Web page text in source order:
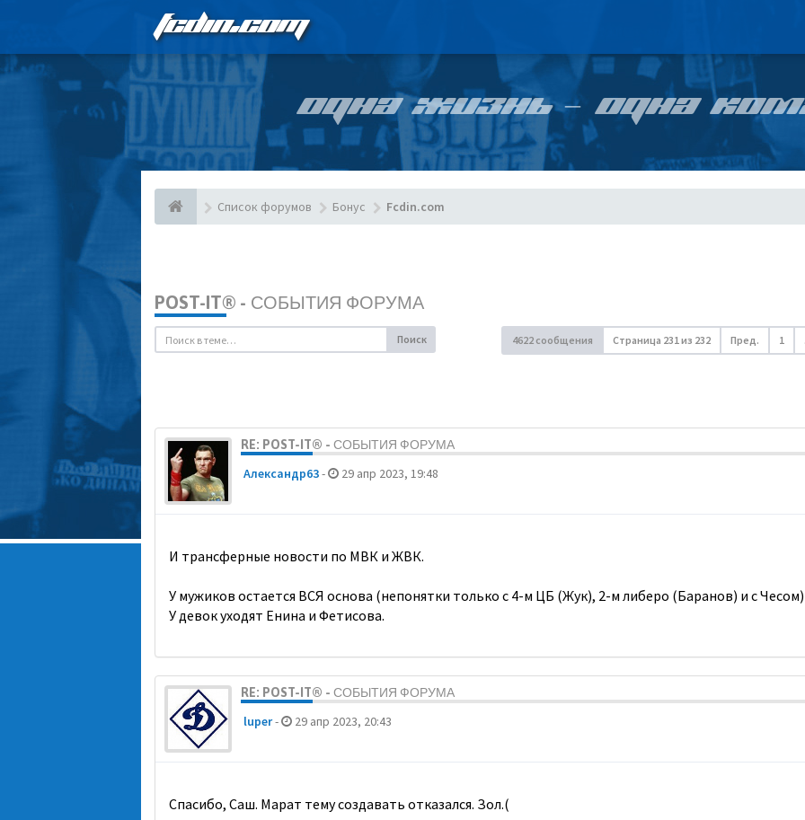
FCDIN.COM
ОДНА ЖИЗНЬ – ОДНА
Список форумов Бонус Fcdin.com
POST-IT® - СОБЫТИЯ ФОРУМА
Поиск 4622 сообщения Страница 231из 232 Пред. 1
RE: POST-IT® - СОБЫТИЯ ФОРУМА
Александр63- 29 апр 2023, 19:48
И трансферные новости по МВК и ЖВК.
У мужиков остается ВСЯ основа (непонятки только с 4-м ЦБ (Жук), 2-м либеро (Баранов) и с Чесом)
У девок уходят Енина и Фетисова.
RE: POST-IT® - СОБЫТИЯ ФОРУМА
luper- 29 апр 2023, 20:43
Спасибо, Саш. Марат тему создавать отказался. Зол.(